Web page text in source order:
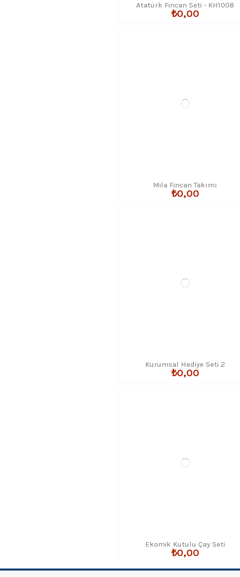
Atatürk Fincan Seti - KH1008
₺0,00
Mila Fincan Takımı
₺0,00
Kurumsal Hediye Seti 2
₺0,00
Ekomik Kutulu Çay Seti
₺0,00